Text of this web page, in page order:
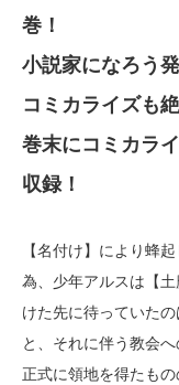
巻！
小説家になろう
コミカライズも
巻末にコミカラ
収録！
【名付け】により蜂
為、少年アルスは【
けた先に待っていた
と、それに伴う教会へ
正式に領地を得たも